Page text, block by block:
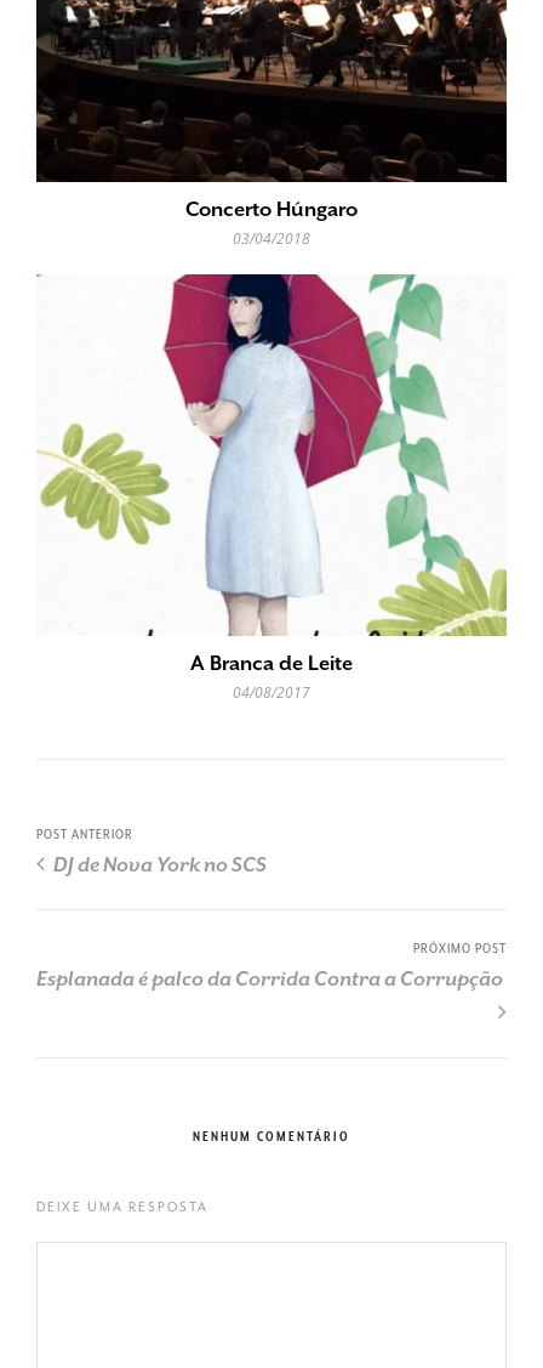
Concerto Húngaro
03/04/2018
A Branca de Leite
04/08/2017
POST ANTERIOR
DJ de Nova York no SCS
PRÓXIMO POST
Esplanada é palco da Corrida Contra a Corrupção
NENHUM COMENTÁRIO
DEIXE UMA RESPOSTA